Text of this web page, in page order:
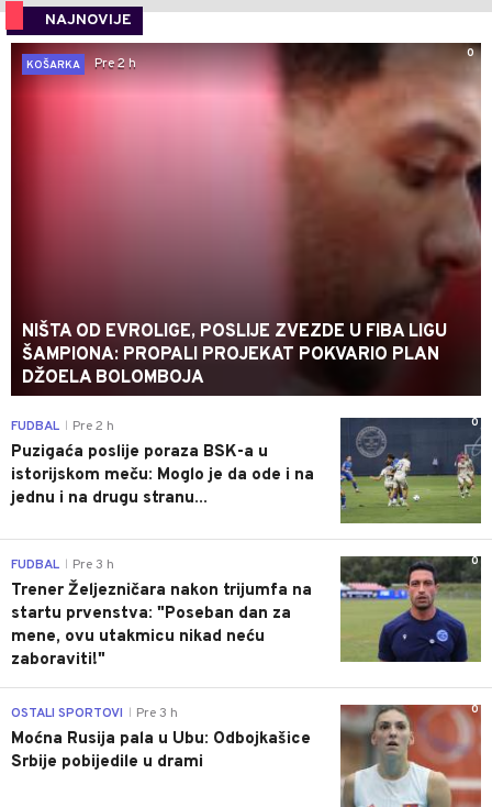
NAJNOVIJE
0
KOŠARKA
Pre 2 h
NIŠTA OD EVROLIGE, POSLIJE ZVEZDE U FIBA LIGU
ŠAMPIONA: PROPALI PROJEKAT POKVARIO PLAN
DŽOELA BOLOMBOJA
0
FUDBAL Pre 2 h
Puzigaća poslije poraza BSK-a u
istorijskom meču: Moglo je da ode i na
jednu i na drugu stranu...
0
FUDBAL Pre 3 h
Trener Željezničara nakon trijumfa na
startu prvenstva: "Poseban dan za
mene, ovu utakmicu nikad neću
zaboraviti!"
0
OSTALI SPORTOVI Pre 3 h
Moćna Rusija pala u Ubu: Odbojkašice
Srbije pobijedile u drami